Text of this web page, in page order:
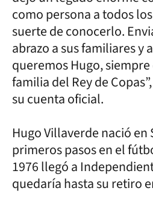
como persona a todos
suerte de conocerlo.
abrazo a sus familiares y
queremos Hugo,
familia del Rey de
su cuenta oficial.
Hugo Villaverde nació en
primeros pasos en el
1976 llegó a
quedaría hasta su retiro